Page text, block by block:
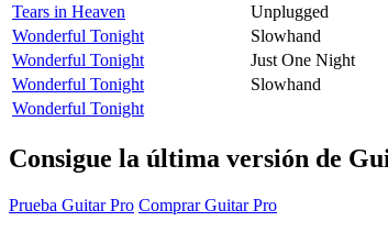
Tears in Heaven
Unplugged
Wonderful Tonight
Slowhand
Wonderful Tonight
Just One Night
Wonderful Tonight
Slowhand
Wonderful Tonight
Consigue la última versión de
Prueba Guitar Pro Comprar Guitar Pro